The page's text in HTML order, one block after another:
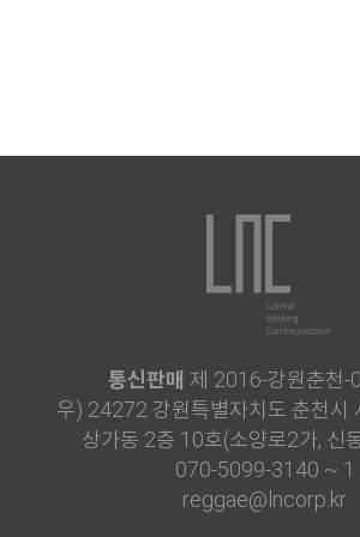
통신판매 제 2016-강원춘천-
우) 24272 강원특별자치도 춘천시
상가동 2층 10호(소양로2가, 신
070-5099-3140 ~ 1
reggae@lncorp.kr